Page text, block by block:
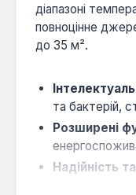
діапазоні
повноцінне
до 35 м².
та бактерій,
Розширені
Надійність